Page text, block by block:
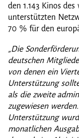
den 1.143 Kinos
unterstützten
70 % für den
„Die
deutschen
von denen ein
Unterstützung
als die zweite
zugewiesen
Unterstützung
monatlichen